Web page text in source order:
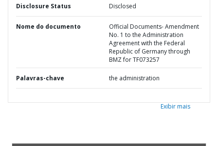
Disclosure Status Disclosed
Nome do documento
Official Documents- Amendment
No. 1 to the Administration
Agreement with the Federal
Republic of Germany through
BMZ for TF073257
Palavras-chave the administration
Exibir mais